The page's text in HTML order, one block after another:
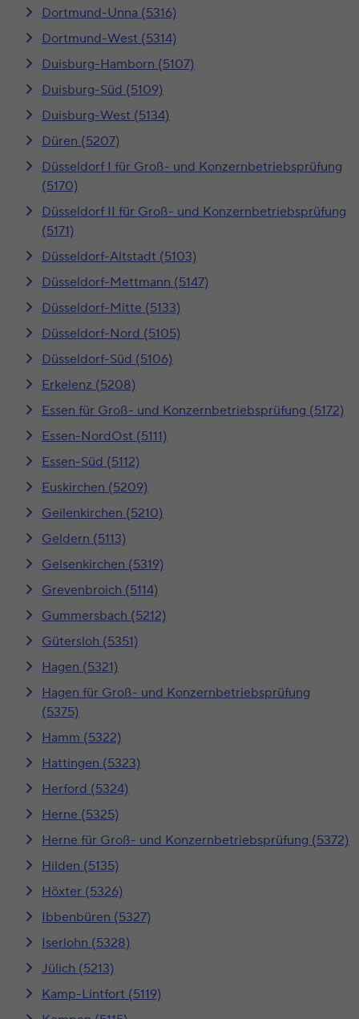
Dortmund-Unna (5316)
Dortmund-West (5314)
Duisburg-Hamborn (5107)
Duisburg-Süd (5109)
Duisburg-West (5134)
Düren (5207)
Düsseldorf I für Groß- und Konzernbetriebsprüfung
(5170)
Düsseldorf II für Groß- und Konzernbetriebsprüfung
(5171)
Düsseldorf-Altstadt (5103)
Düsseldorf-Mettmann (5147)
Düsseldorf-Mitte (5133)
Düsseldorf-Nord (5105)
Düsseldorf-Süd (5106)
Erkelenz (5208)
Essen für Groß- und Konzernbetriebsprüfung (5172)
Essen-NordOst (5111)
Essen-Süd (5112)
Euskirchen (5209)
Geilenkirchen (5210)
Geldern (5113)
Gelsenkirchen (5319)
Grevenbroich (5114)
Gummersbach (5212)
Gütersloh (5351)
Hagen (5321)
Hagen für Groß- und Konzernbetriebsprüfung
(5375)
Hamm (5322)
Hattingen (5323)
Herford (5324)
Herne (5325)
Herne für Groß- und Konzernbetriebsprüfung (5372)
Hilden (5135)
Höxter (5326)
Ibbenbüren (5327)
Iserlohn (5328)
Jülich (5213)
Kamp-Lintfort (5119)